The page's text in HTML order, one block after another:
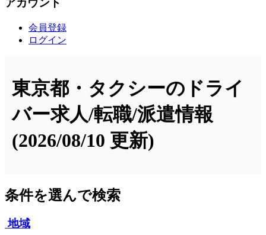
アカウント
会員登録
ログイン
東京都・タクシーのドライ
バー求人/転職/派遣情報
(2026/08/10 更新)
条件を選んで検索
地域